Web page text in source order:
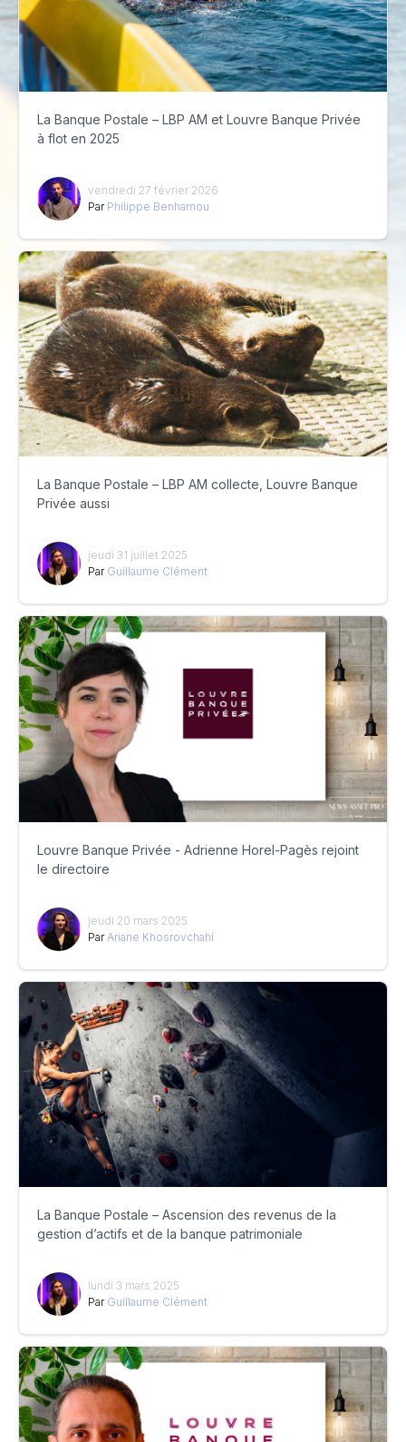
La Banque Postale – LBP AM et Louvre Banque Privée
à flot en 2025
vendredi 27 février 2026
Par Philippe Benhamou
La Banque Postale – LBP AM collecte, Louvre Banque
Privée aussi
jeudi 31 juillet 2025
Par Guillaume Clément
Louvre Banque Privée - Adrienne Horel-Pagès rejoint
le directoire
jeudi 20 mars 2025
Par Ariane Khosrovchahi
La Banque Postale – Ascension des revenus de la
gestion d’actifs et de la banque patrimoniale
lundi 3 mars 2025
Par Guillaume Clément